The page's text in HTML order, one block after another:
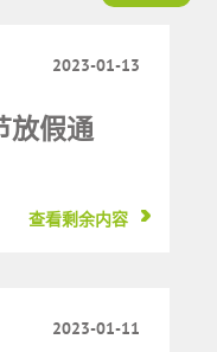
2023-01-13
放假通
查看剩余内容
2023-01-11